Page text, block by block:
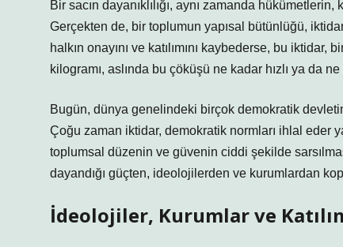
Bir sacın dayanıklılığı, aynı zamanda
Gerçekten de, bir toplumun yapısal bütünlüğü,
halkın onayını ve katılımını kaybederse, bu iktidar,
kilogramı, aslında bu çöküşü ne kadar hızlı ya da
Bugün, dünya genelindeki birçok demokratik
Çoğu zaman iktidar, demokratik normları ihlal eder
toplumsal düzenin ve güvenin ciddi şekilde
dayandığı güçten, ideolojilerden ve kurumlardan
İdeolojiler, Kurumlar ve